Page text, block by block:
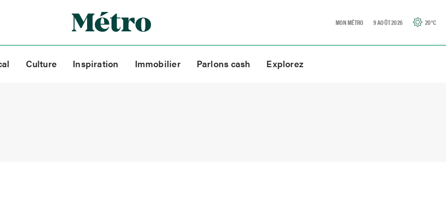
MON MÉTRO 9 AOÛT 2026 20°C
Culture Inspiration Immobilier Parlons cash Explorez